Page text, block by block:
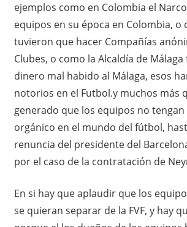
ejemplos como en Colombia el
equipos en su época en Colombia, o
tuvieron que hacer Compañías
Clubes, o como la Alcaldía de
dinero mal habido al Málaga, esos
notorios en el Futbol.y muchos más
generado que los equipos no
orgánico en el mundo del fútbol,
renuncia del presidente del
por el caso de la contratación de
En si hay que aplaudir que los
se quieran separar de la FVF, y hay